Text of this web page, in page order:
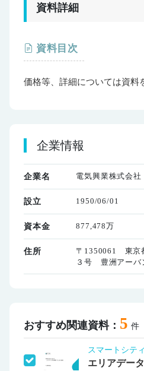
資料詳細
資料目次
価格等、詳細については資料
企業情報
企業名 電気興業株式会社
設立 1950/06/01
資本金 877,478万
住所
〒1350061 東京
３号 豊洲アーバ
おすすめ関連資料： 5 件
エリアデー